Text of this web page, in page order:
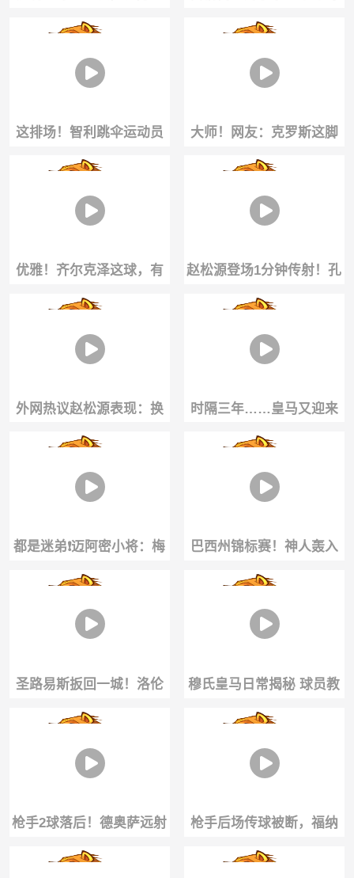
男🤩
球衣，被反要球衣后震惊
这排场！智利跳伞运动员
高空降落，为沃齐尼亚送
上科洛科洛球衣
大师！网友：克罗斯这脚
绝妙直塞，如今哪个皇马
球员能踢出来？
优雅！齐尔克泽这球，有
点当年齐达内的味道了！
赵松源登场1分钟传射！孔
玺诺扳平，赵松源暴力远
射
外网热议赵松源表现：换
个户口能去皇马，希望下
届世界杯看到中国
时隔三年……皇马又迎来
了一位亿元德甲过人王
都是迷弟❗️迈阿密小将：梅
西回归简直爽翻天
巴西州锦标赛！神人轰入
爆炸神仙球！这位置射门
简直不讲道理！
圣路易斯扳回一城！洛伦
特兜射死角破门！迈阿密4-
2领先！
穆氏皇马日常揭秘 球员教
练组体育城聚餐
枪手2球落后！德奥萨远射
世界波直挂死角！凯帕鞭
枪手后场传球被断，福纳
尔斯远射破门！凯帕原地